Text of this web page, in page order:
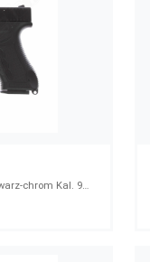
917 Schreckschusspistole schwarz-chrom Kal. 9mm